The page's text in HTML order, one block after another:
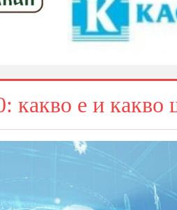
какво е и какво